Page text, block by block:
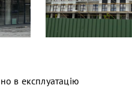
в експлуатацію